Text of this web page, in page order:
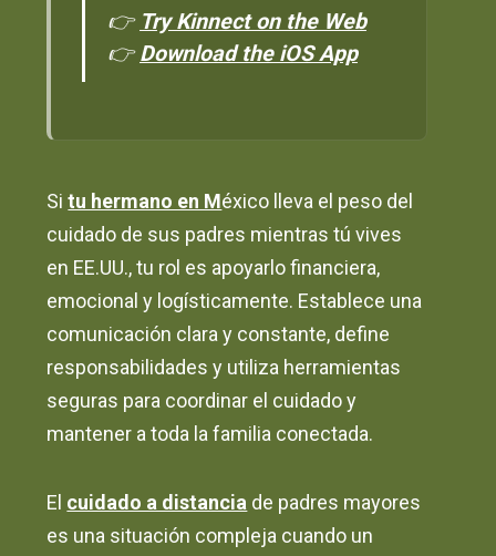
👉 Try Kinnect on the Web
👉Download the iOS App
Situ hermano en México lleva el peso del
cuidado de sus padres mientras tú vives
en EE.UU., tu rol es apoyarlo financiera,
emocional y logísticamente. Establece una
comunicación clara y constante, define
responsabilidades y utiliza herramientas
seguras para coordinar el cuidado y
mantener a toda la familia conectada.
El cuidado a distancia de padres mayores
es una situación compleja cuando un